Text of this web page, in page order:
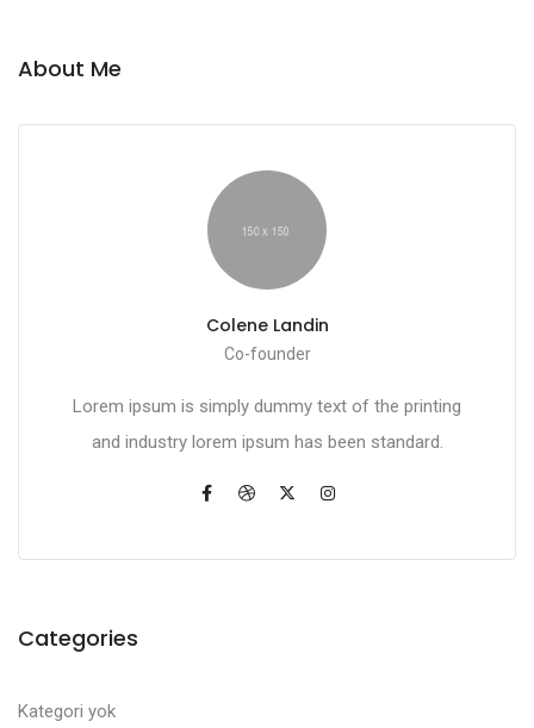
About Me
Colene Landin
Co-founder
Lorem ipsum is simply dummy text of the printing
and industry lorem ipsum has been standard.
Categories
Kategori yok